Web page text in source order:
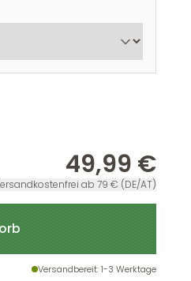
49,99 €
ab 79 € (DE/AT)
Versandbereit: 1-3 Werktage